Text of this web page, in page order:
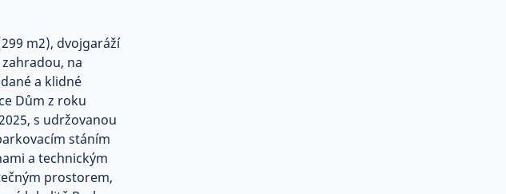
m2), dvojgaráží
na
a klidné
Dům z roku
s udržovanou
stáním
a technickým
prostorem,